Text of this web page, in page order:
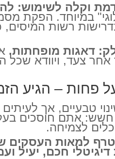
וקלה לשימוש:
במיוחד. הפקת
רשות המיסים,
דאגות מופחתות.
צעד, ויוודא שכל
פחות – הגיע
טבעיים, אך
חשש: אתם חוסכים
לצמיחה.
למאות העסקים
דיגיטלי חכם, יעיל